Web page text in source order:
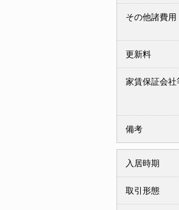
その他諸費用
更新料
家賃保証会社
備考
入居時期
取引形態